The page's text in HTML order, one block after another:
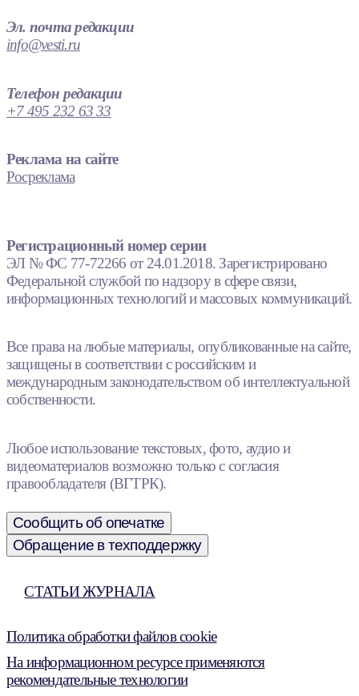
Эл. почта редакции
info@vesti.ru
Телефон редакции
+7 495 232 63 33
Реклама на сайте
Росреклама
Регистрационный номер серии
ЭЛ № ФС 77-72266 от 24.01.2018. Зарегистрировано
Федеральной службой по надзору в сфере связи,
информационных технологий и массовых коммуникаций.
Все права на любые материалы, опубликованные на сайте,
защищены в соответствии с российским и
международным законодательством об интеллектуальной
собственности.
Любое использование текстовых, фото, аудио и
видеоматериалов возможно только с согласия
правообладателя (ВГТРК).
Сообщить об опечатке
Обращение в техподдержку
СТАТЬИ ЖУРНАЛА
Политика обработки файлов cookie
На информационном ресурсе применяются
рекомендательные технологии